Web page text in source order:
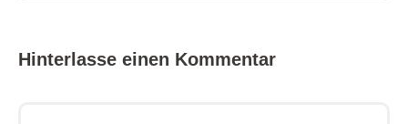
Hinterlasse einen Kommentar